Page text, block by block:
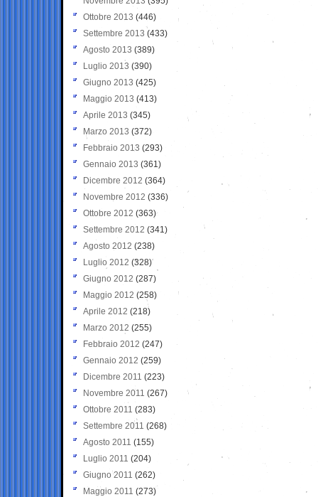
Ottobre 2013 (446)
Settembre 2013 (433)
Agosto 2013 (389)
Luglio 2013 (390)
Giugno 2013 (425)
Maggio 2013 (413)
Aprile 2013 (345)
Marzo 2013 (372)
Febbraio 2013 (293)
Gennaio 2013 (361)
Dicembre 2012 (364)
Novembre 2012 (336)
Ottobre 2012 (363)
Settembre 2012 (341)
Agosto 2012 (238)
Luglio 2012 (328)
Giugno 2012 (287)
Maggio 2012 (258)
Aprile 2012 (218)
Marzo 2012 (255)
Febbraio 2012 (247)
Gennaio 2012 (259)
Dicembre 2011 (223)
Novembre 2011 (267)
Ottobre 2011 (283)
Settembre 2011 (268)
Agosto 2011 (155)
Luglio 2011 (204)
Giugno 2011 (262)
Maggio 2011 (273)